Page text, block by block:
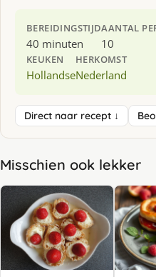
BEREIDINGSTIJD
40 minuten
AANTAL
10
KEUKEN
Hollandse
HERKOMST
Nederland
Direct naar recept ↓
Misschien ook lekker